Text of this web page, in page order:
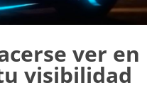
ver en
visibilidad